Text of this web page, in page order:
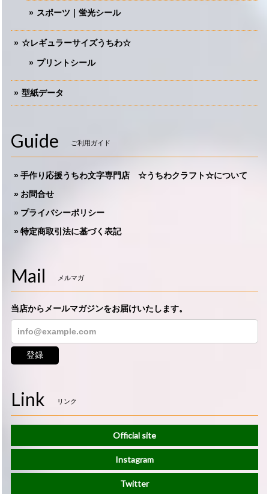
スポーツ｜蛍光シール
☆レギュラーサイズうちわ☆
プリントシール
型紙データ
Guide ご利用ガイド
手作り応援うちわ文字専門店 ☆うちわクラフト☆について
お問合せ
プライバシーポリシー
特定商取引法に基づく表記
Mail メルマガ
当店からメールマガジンをお届けいたします。
登録
Link リンク
Official site
Instagram
Twitter